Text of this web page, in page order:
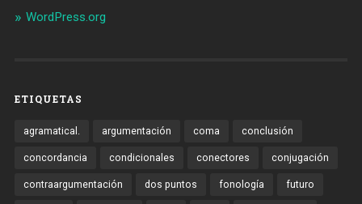
WordPress.org
ETIQUETAS
agramatical. argumentación coma conclusión
concordancia condicionales conectores conjugación
contraargumentación dos puntos fonología futuro